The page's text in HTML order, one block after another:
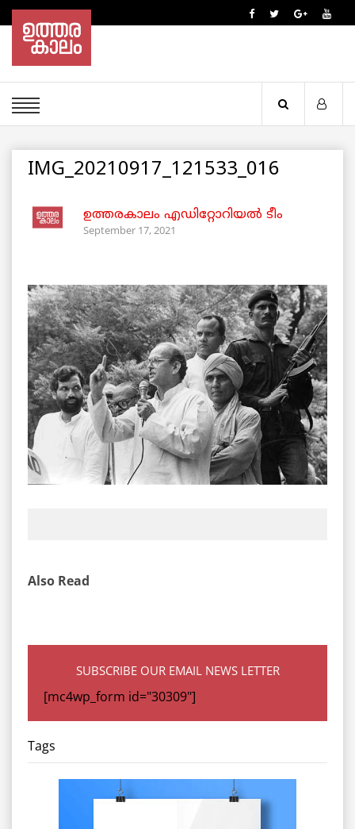
IMG_20210917_121533_016
ഉത്തരകാലം എഡിറ്റോറിയല്‍ ടീം
September 17, 2021
Also Read
SUBSCRIBE OUR EMAIL NEWS LETTER
[mc4wp_form id="30309"]
Tags